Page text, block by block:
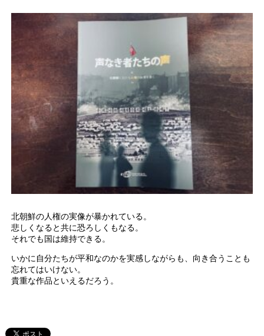
北朝鮮の人権の実像が暴かれている。
悲しくなると共に恐ろしくもなる。
それでも国は維持できる。
いかに自分たちが平和なのかを実感しながらも、向き合うことも
忘れてはいけない。
貴重な作品といえるだろう。